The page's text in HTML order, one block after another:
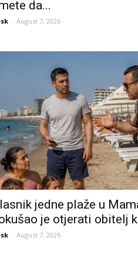
da...
- August 7, 2026
jedne plaže u
je otjerati obitelj
- August 7, 2026